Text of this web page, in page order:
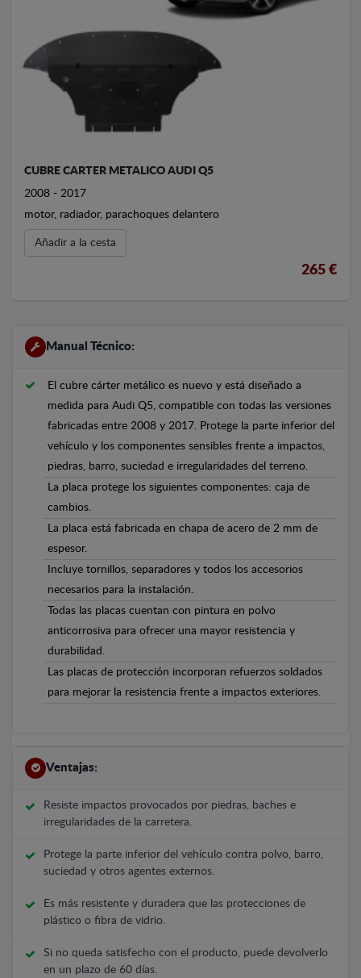
CUBRE CARTER METALICO AUDI Q5
2008 - 2017
motor, radiador, parachoques delantero
Añadir a la cesta
265 €
Manual Técnico:
El cubre cárter metálico es nuevo y está diseñado a
medida para Audi Q5, compatible con todas las versiones
fabricadas entre 2008 y 2017. Protege la parte inferior del
vehículo y los componentes sensibles frente a impactos,
piedras, barro, suciedad e irregularidades del terreno.
La placa protege los siguientes componentes: caja de
cambios.
La placa está fabricada en chapa de acero de 2 mm de
espesor.
Incluye tornillos, separadores y todos los accesorios
necesarios para la instalación.
Todas las placas cuentan con pintura en polvo
anticorrosiva para ofrecer una mayor resistencia y
durabilidad.
Las placas de protección incorporan refuerzos soldados
para mejorar la resistencia frente a impactos exteriores.
Ventajas:
Resiste impactos provocados por piedras, baches e
irregularidades de la carretera.
Protege la parte inferior del vehículo contra polvo, barro,
suciedad y otros agentes externos.
Es más resistente y duradera que las protecciones de
plástico o fibra de vidrio.
Si no queda satisfecho con el producto, puede devolverlo
en un plazo de 60 días.